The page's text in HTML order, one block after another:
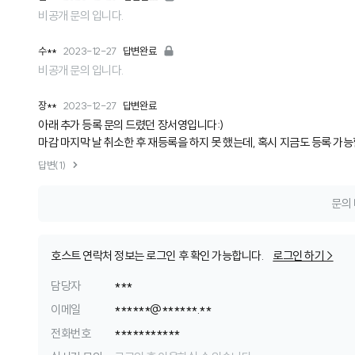
비공개 문의 입니다.
수** 2023-12-27 답변완료
비공개 문의 입니다.
장** 2023-12-27 답변완료
아래 추가 등록 문의 드렸던 장서영입니다:)
마감 마지막 날 취소한 후 재등록을 하지 못 했는데, 혹시 지금도 등록 가
답변(1)
문의
호스트 연락처 정보는 로그인 후 확인 가능합니다.
로그인 하기 >
담당자
***
이메일
******@******.**
전화번호
***********